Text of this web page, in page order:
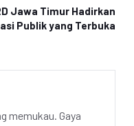
Jawa Timur Hadirkan
Publik yang Terbuka
memukau. Gaya